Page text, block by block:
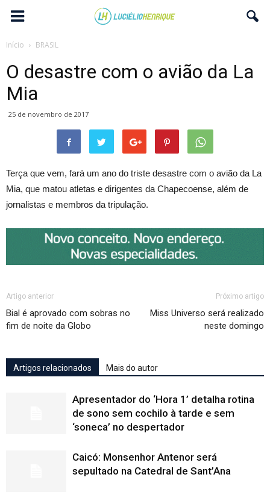
Início BRASIL
O desastre com o avião da La
Mia
25 de novembro de 2017
Terça que vem, fará um ano do triste desastre com o avião da La
Mia, que matou atletas e dirigentes da Chapecoense, além de
jornalistas e membros da tripulação.
Artigo anterior
Bial é aprovado com sobras no
fim de noite da Globo
Próximo artigo
Miss Universo será realizado
neste domingo
Artigos relacionados Mais do autor
Apresentador do ‘Hora 1’ detalha rotina
de sono sem cochilo à tarde e sem
‘soneca’ no despertador
Caicó: Monsenhor Antenor será
sepultado na Catedral de Sant’Ana